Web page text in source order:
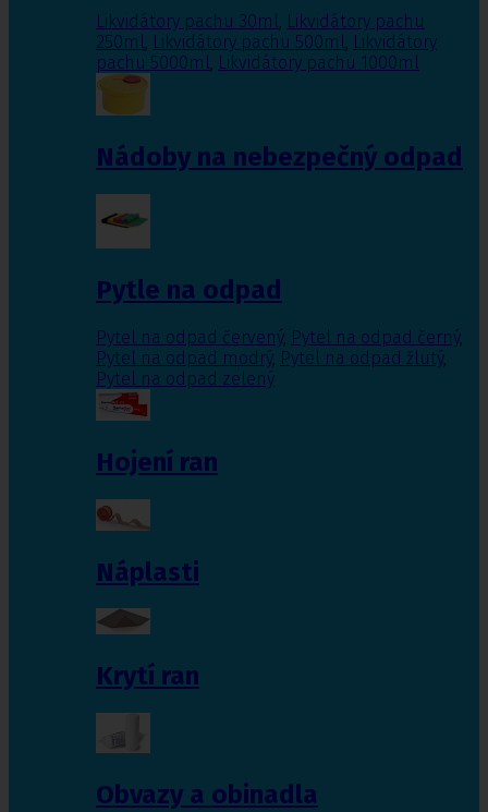
Likvidátory pachu 30ml, Likvidátory pachu
250ml, Likvidátory pachu 500ml, Likvidátory
pachu 5000ml, Likvidátory pachu 1000ml
Nádoby na nebezpečný odpad
Pytle na odpad
Pytel na odpad červený, Pytel na odpad černý,
Pytel na odpad modrý, Pytel na odpad žlutý,
Pytel na odpad zelený
Hojení ran
Náplasti
Krytí ran
Obvazy a obinadla